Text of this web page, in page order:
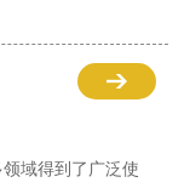
域得到了广泛使